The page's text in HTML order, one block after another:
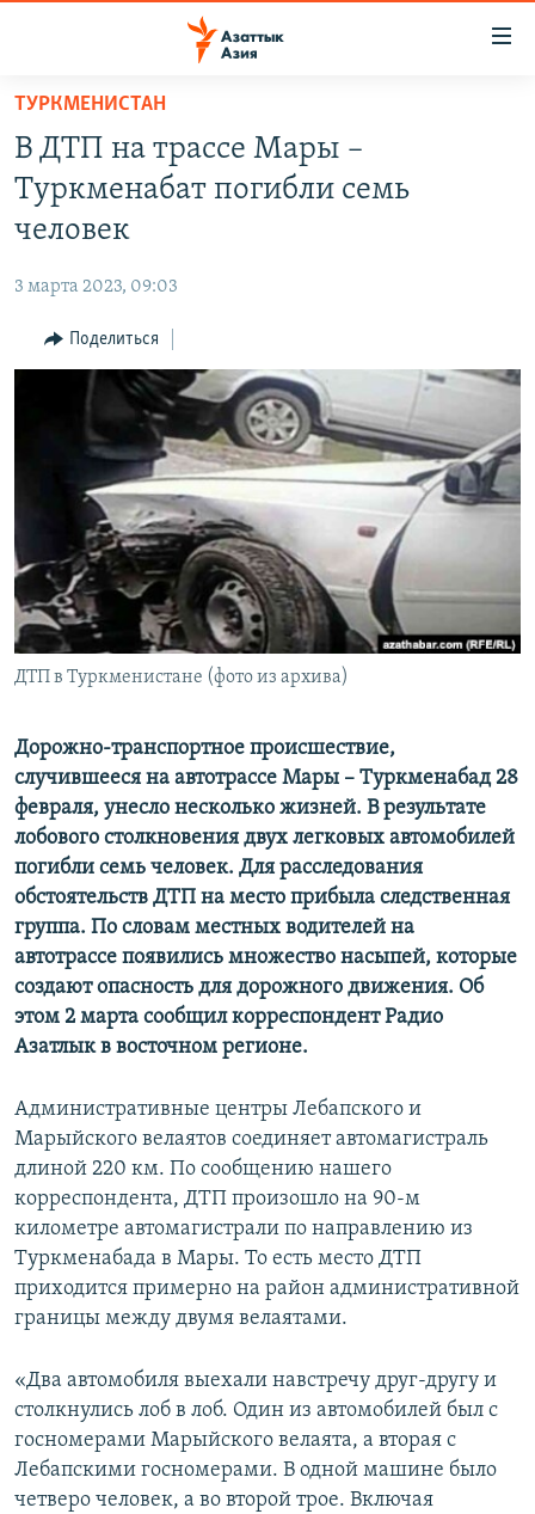
Вернуться
основному
содержанию
Вернутся
главной
навигации
Вернутся
ТАДЖИКИСТАН
НОВОСТИ
ВОЙНА В УКРАИНЕ
ҚАЗАҚША
КЫРГЫЗЧА
ТОҶИКӢ
TÜRKMENÇE
Все сайты РСЕ/РС
ТУРКМЕНИСТАН
В ДТП на трассе Мары –
Туркменабат погибли семь
человек
3 марта 2023, 09:03
Поделиться
ДТП в Туркменистане (фото из архива)
Дорожно-транспортное происшествие,
случившееся на автотрассе Мары – Туркменабад 28
февраля, унесло несколько жизней. В результате
лобового столкновения двух легковых автомобилей
погибли семь человек. Для расследования
обстоятельств ДТП на место прибыла следственная
группа. По словам местных водителей на
автотрассе появились множество насыпей, которые
создают опасность для дорожного движения. Об
этом 2 марта сообщил корреспондент Радио
Азатлык в восточном регионе.
Административные центры Лебапского и
Марыйского велаятов соединяет автомагистраль
длиной 220 км. По сообщению нашего
корреспондента, ДТП произошло на 90-м
километре автомагистрали по направлению из
Туркменабада в Мары. То есть место ДТП
приходится примерно на район административной
границы между двумя велаятами.
«Два автомобиля выехали навстречу друг-другу и
столкнулись лоб в лоб. Один из автомобилей был с
госномерами Марыйского велаята, а вторая с
Лебапскими госномерами. В одной машине было
четверо человек, а во второй трое. Включая